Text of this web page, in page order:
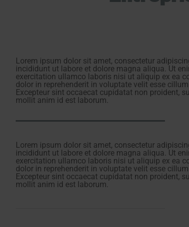
Lorem ipsum dolor sit amet, consectetur
incididunt ut labore et dolore magna aliqua. Ut
exercitation ullamco laboris nisi ut aliquip ex ea
dolor in reprehenderit in voluptate velit esse
Excepteur sint occaecat cupidatat non proident,
mollit anim id est laborum.
Lorem ipsum dolor sit amet, consectetur
incididunt ut labore et dolore magna aliqua. Ut
exercitation ullamco laboris nisi ut aliquip ex ea
dolor in reprehenderit in voluptate velit esse
Excepteur sint occaecat cupidatat non proident,
mollit anim id est laborum.